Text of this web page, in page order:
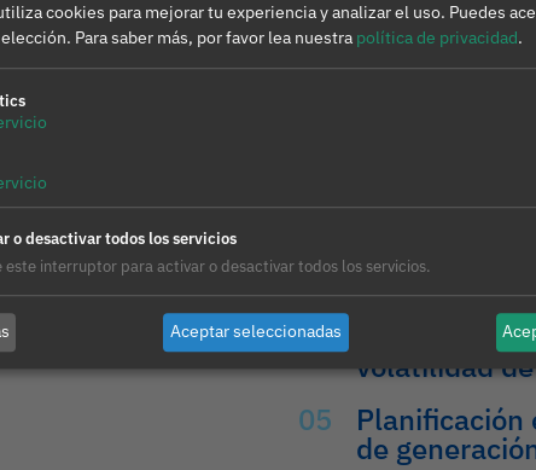
Valoración
y contratos a
03
Evaluación
04
Estrategias
volatilidad
05
de
cookies para mejorar tu experiencia y analizar el uso. Puedes
Para saber más, por favor lea nuestra política de privacidad.
o desactivar todos los servicios
este interruptor para activar o desactivar todos los servicios.
Aceptar seleccionadas